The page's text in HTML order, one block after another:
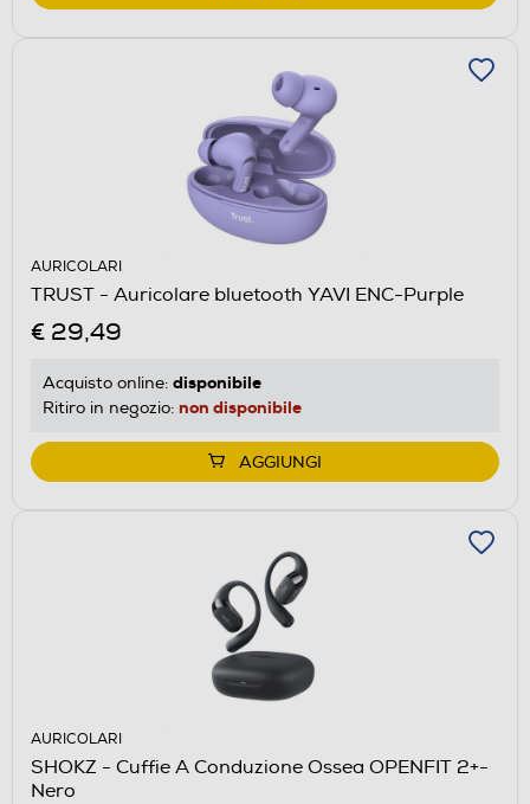
AURICOLARI
TRUST - Auricolare bluetooth YAVI ENC-Purple
€ 29,49
Acquisto online: disponibile
Ritiro in negozio: non disponibile
AGGIUNGI
AURICOLARI
SHOKZ - Cuffie A Conduzione Ossea OPENFIT 2+-
Nero